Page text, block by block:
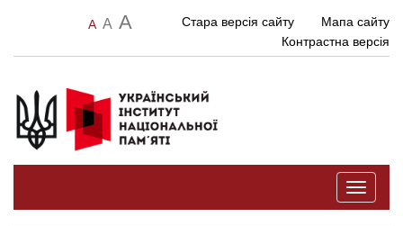
A A A Стара версія сайту
Мапа сайту
Контрастна версія
Toggle